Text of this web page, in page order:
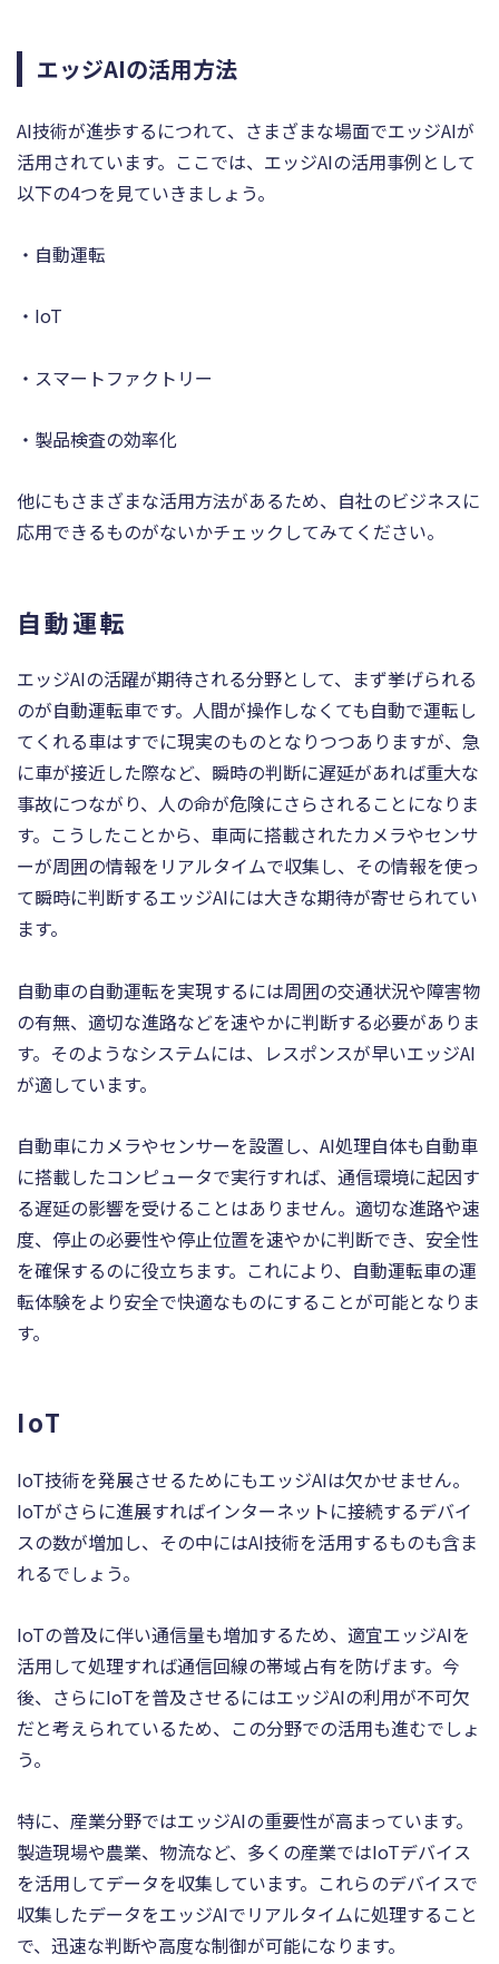
エッジAIの活用方法
AI技術が進歩するにつれて、さまざまな場面でエッジAIが
活用されています。ここでは、エッジAIの活用事例として
以下の4つを見ていきましょう。
・自動運転
・IoT
・スマートファクトリー
・製品検査の効率化
他にもさまざまな活用方法があるため、自社のビジネスに
応用できるものがないかチェックしてみてください。
自動運転
エッジAIの活躍が期待される分野として、まず挙げられる
のが自動運転車です。人間が操作しなくても自動で運転し
てくれる車はすでに現実のものとなりつつありますが、急
に車が接近した際など、瞬時の判断に遅延があれば重大な
事故につながり、人の命が危険にさらされることになりま
す。こうしたことから、車両に搭載されたカメラやセンサ
ーが周囲の情報をリアルタイムで収集し、その情報を使っ
て瞬時に判断するエッジAIには大きな期待が寄せられてい
ます。
自動車の自動運転を実現するには周囲の交通状況や障害物
の有無、適切な進路などを速やかに判断する必要がありま
す。そのようなシステムには、レスポンスが早いエッジAI
が適しています。
自動車にカメラやセンサーを設置し、AI処理自体も自動車
に搭載したコンピュータで実行すれば、通信環境に起因す
る遅延の影響を受けることはありません。適切な進路や速
度、停止の必要性や停止位置を速やかに判断でき、安全性
を確保するのに役立ちます。これにより、自動運転車の運
転体験をより安全で快適なものにすることが可能となりま
す。
IoT
IoT技術を発展させるためにもエッジAIは欠かせません。
IoTがさらに進展すればインターネットに接続するデバイ
スの数が増加し、その中にはAI技術を活用するものも含ま
れるでしょう。
IoTの普及に伴い通信量も増加するため、適宜エッジAIを
活用して処理すれば通信回線の帯域占有を防げます。今
後、さらにIoTを普及させるにはエッジAIの利用が不可欠
だと考えられているため、この分野での活用も進むでしょ
う。
特に、産業分野ではエッジAIの重要性が高まっています。
製造現場や農業、物流など、多くの産業ではIoTデバイス
を活用してデータを収集しています。これらのデバイスで
収集したデータをエッジAIでリアルタイムに処理すること
で、迅速な判断や高度な制御が可能になります。